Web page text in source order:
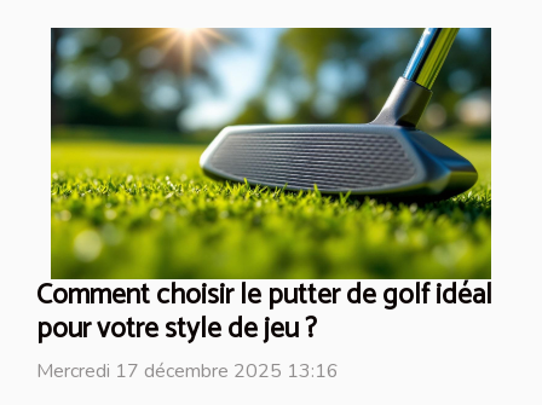
Comment choisir le putter de golf idéal
pour votre style de jeu ?
Mercredi 17 décembre 2025 13:16